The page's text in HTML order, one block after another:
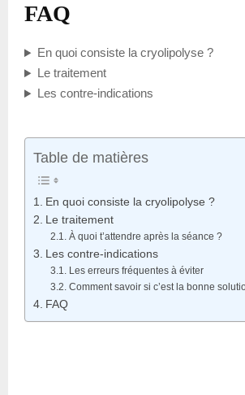
FAQ
En quoi consiste la cryolipolyse ?
Le traitement
Les contre-indications
Table de matières
En quoi consiste la cryolipolyse ?
Le traitement
À quoi t’attendre après la séance ?
Les contre-indications
Les erreurs fréquentes à éviter
Comment savoir si c’est la bonne
FAQ